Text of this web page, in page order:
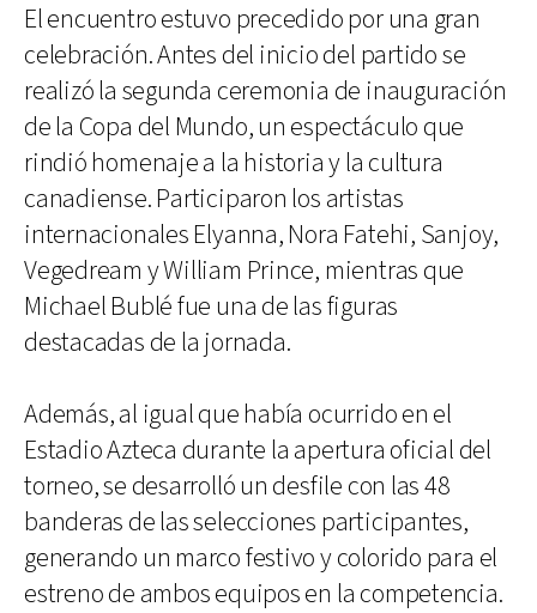
El encuentro estuvo precedido por una gran
celebración. Antes del inicio del partido se
realizó la segunda ceremonia de inauguración
de la Copa del Mundo, un espectáculo que
rindió homenaje a la historia y la cultura
canadiense. Participaron los artistas
internacionales Elyanna, Nora Fatehi, Sanjoy,
Vegedream y William Prince, mientras que
Michael Bublé fue una de las figuras
destacadas de la jornada.
Además, al igual que había ocurrido en el
Estadio Azteca durante la apertura oficial del
torneo, se desarrolló un desfile con las 48
banderas de las selecciones participantes,
generando un marco festivo y colorido para el
estreno de ambos equipos en la competencia.